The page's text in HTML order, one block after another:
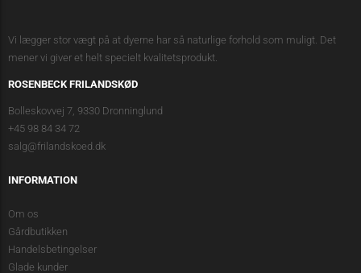
Vi lægger stor vægt på at dyerne har så naturlige forhold som muligt. Det
mener vi giver et helt specielt kvalitetsprodukt.
ROSENBECK FRILANDSKØD
Bolleskovvej 7, 9330 Dronninglund
+45 98 84 34 72
salg@frilandskoed.dk
INFORMATION
Om os
Gårdbutikken
Handelsbetingelser
Glade kunder